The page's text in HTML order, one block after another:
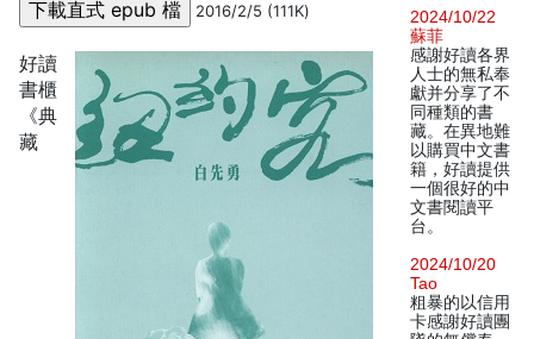
2016/2/5 (111K)
好讀
書櫃
《典
藏
2024/10/22
蘇菲
感謝好讀各界
人士的無私奉
獻并分享了不
同種類的書
藏。在異地難
以購買中文書
籍，好讀提供
一個很好的中
文書閱讀平
台。
2024/10/20
Tao
粗暴的以信用
卡感謝好讀團